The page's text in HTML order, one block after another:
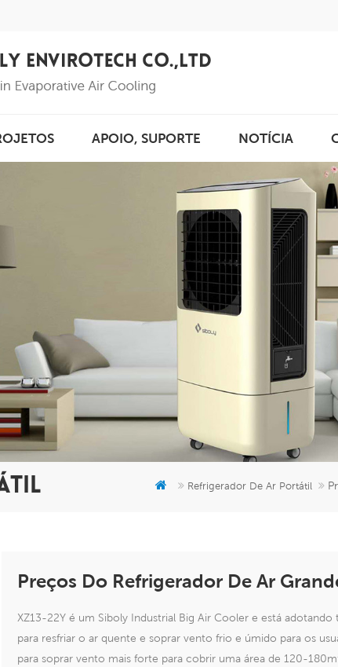
APOIO, SUPORTE NOTÍCIA
Refrigerador De Ar Portátil
Preços Do Refrigerador De Ar
XZ13-22Y é um Siboly Industrial Big Air Cooler e está
para resfriar o ar quente e soprar vento frio e úmido para os
para soprar vento mais forte para cobrir uma área de 120-